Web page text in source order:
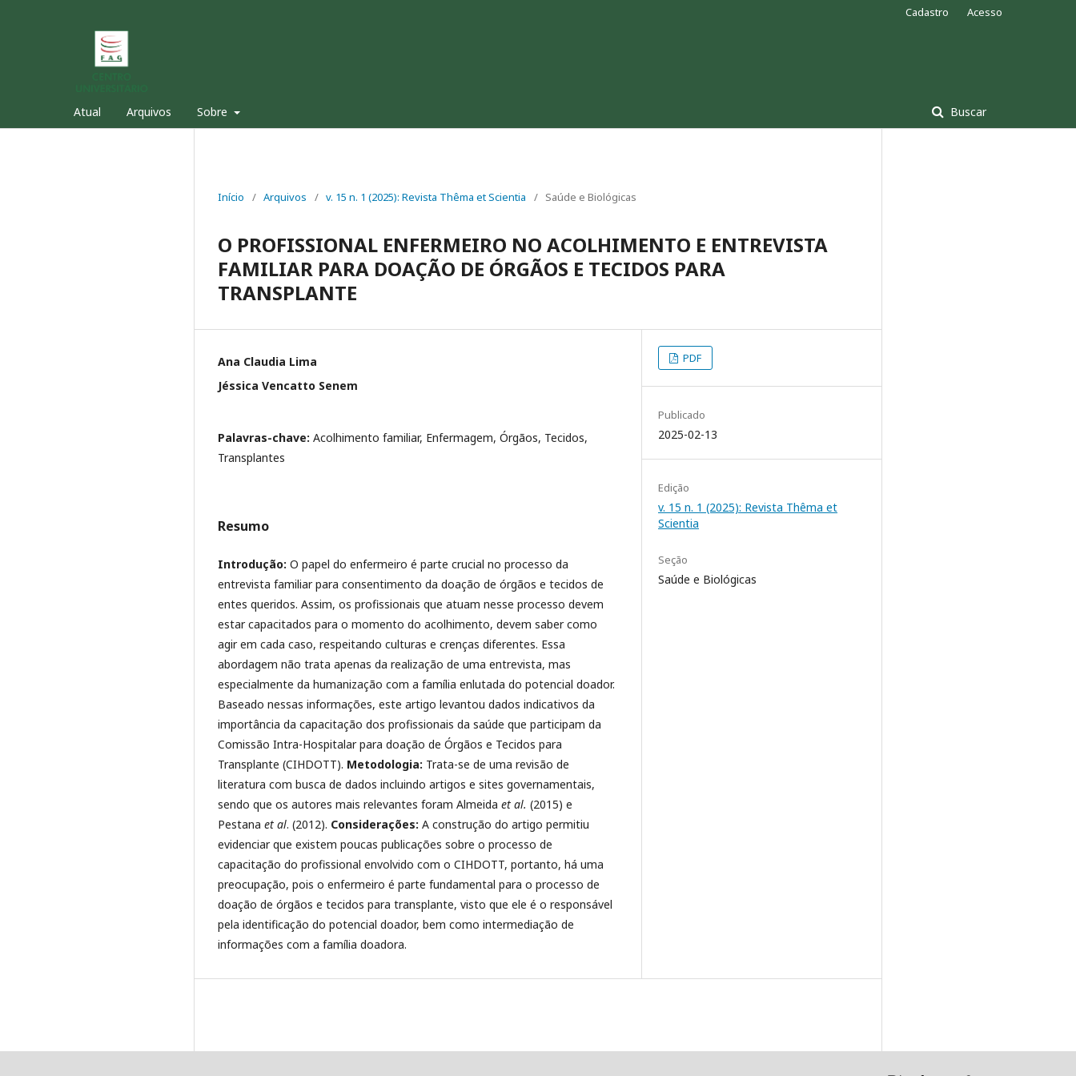
Atual Arquivos Sobre Buscar
Cadastro Acesso
Início / Arquivos / v. 15 n. 1 (2025): Revista Thêma et Scientia / Saúde e Biológicas
O PROFISSIONAL ENFERMEIRO NO ACOLHIMENTO E ENTREVISTA
FAMILIAR PARA DOAÇÃO DE ÓRGÃOS E TECIDOS PARA
TRANSPLANTE
Ana Claudia Lima
Jéssica Vencatto Senem
Palavras-chave: Acolhimento familiar, Enfermagem, Órgãos, Tecidos,
Transplantes
Resumo
Introdução: O papel do enfermeiro é parte crucial no processo da
entrevista familiar para consentimento da doação de órgãos e tecidos de
entes queridos. Assim, os profissionais que atuam nesse processo devem
estar capacitados para o momento do acolhimento, devem saber como
agir em cada caso, respeitando culturas e crenças diferentes. Essa
abordagem não trata apenas da realização de uma entrevista, mas
especialmente da humanização com a família enlutada do potencial doador.
Baseado nessas informações, este artigo levantou dados indicativos da
importância da capacitação dos profissionais da saúde que participam da
Comissão Intra-Hospitalar para doação de Órgãos e Tecidos para
Transplante (CIHDOTT). Metodologia: Trata-se de uma revisão de
literatura com busca de dados incluindo artigos e sites governamentais,
sendo que os autores mais relevantes foram Almeida et al. (2015) e
Pestana et al. (2012). Considerações: A construção do artigo permitiu
evidenciar que existem poucas publicações sobre o processo de
capacitação do profissional envolvido com o CIHDOTT, portanto, há uma
preocupação, pois o enfermeiro é parte fundamental para o processo de
doação de órgãos e tecidos para transplante, visto que ele é o responsável
pela identificação do potencial doador, bem como intermediação de
informações com a família doadora.
PDF
Publicado
2025-02-13
Edição
v. 15 n. 1 (2025): Revista Thêma et
Scientia
Seção
Saúde e Biológicas